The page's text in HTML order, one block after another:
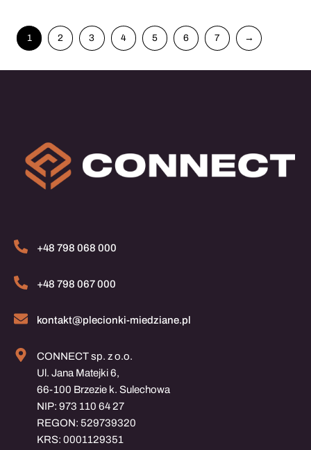
1 2 3 4 5 6 7 →
+48 798 068 000
+48 798 067 000
kontakt@plecionki-miedziane.pl
CONNECT sp. z o.o.
Ul. Jana Matejki 6,
66-100 Brzezie k. Sulechowa
NIP: 973 110 64 27
REGON: 529739320
KRS: 0001129351